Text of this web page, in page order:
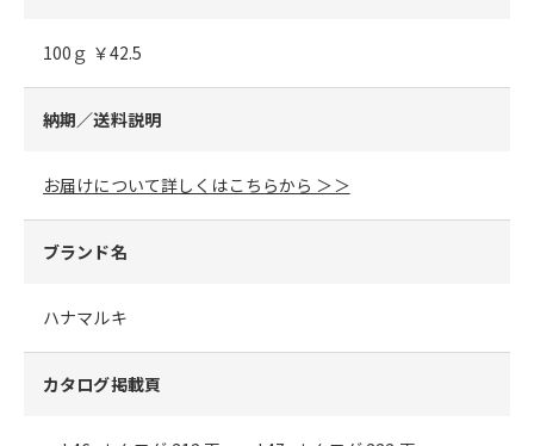
100ｇ ￥42.5
納期／送料説明
お届けについて詳しくはこちらから ＞＞
ブランド名
ハナマルキ
カタログ掲載頁